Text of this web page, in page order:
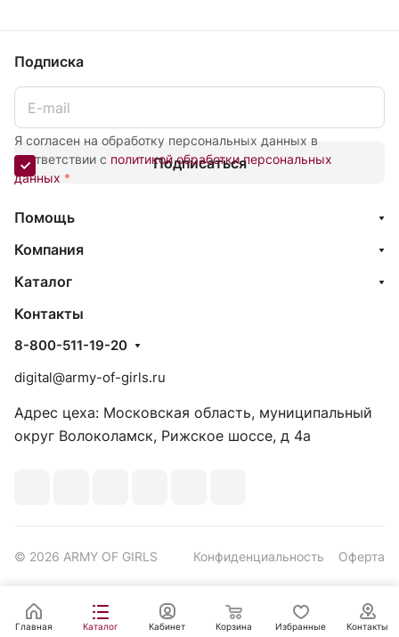
Подписка
Я согласен на обработку персональных данных в
соответствии с политикой обработки персональных
данных *
Подписаться
Помощь
Компания
Каталог
Контакты
8-800-511-19-20
digital@army-of-girls.ru
Адрес цеха: Московская область, муниципальный
округ Волоколамск, Рижское шоссе, д 4а
© 2026 ARMY OF GIRLS Конфиденциальность Оферта
Главная Каталог Кабинет Корзина Избранные Контакты